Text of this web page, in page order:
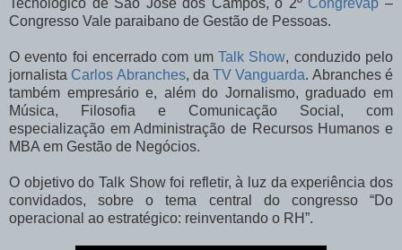
Congresso Vale paraibano de Gestão de Pessoas.
O evento foi encerrado com um Talk Show, conduzido pelo
jornalista Carlos Abranches, daTV Vanguarda. Abranches é
também empresário e, além do Jornalismo, graduado em
Música, Filosofia e Comunicação Social, com
especialização em Administração de Recursos Humanos e
MBA em Gestão de Negócios.
O objetivo do Talk Show foi refletir, à luz da experiência dos
convidados, sobre o tema central do congresso “Do
operacional ao estratégico: reinventando o RH”.